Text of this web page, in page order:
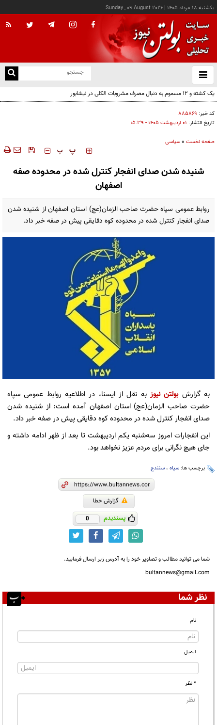
يکشنبه ۱۸ مرداد ۱۴۰۵ |
Sunday , 09 August 2026
باز
و
یک کشته و ۱۲ مسموم به دنبال مصرف مشروبات الکلی در نیشابور
کد خبر: ۸۸۵۸۶۹
تاریخ انتشار: ۰۱ ارديبهشت ۱۴۰۵ - ۱۵:۳۹
صفحه نخست »سیاسی
‍‍‍ پ پ
شنیده شدن صدای انفجار کنترل شده در محدوده صفه
اصفهان
روابط عمومی سپاه حضرت صاحب‌ الزمان(عج) استان اصفهان از شنیده شدن
صدای انفجار کنترل شده در محدوده کوه دقایقی پیش در صفه خبر داد.
به گزارشبولتن نیوز به نقل از ایسنا، در اطلاعیه روابط عمومی سپاه
حضرت صاحب‌ الزمان(عج) استان اصفهان آمده است: از شنیده شدن
صدای انفجار کنترل شده در محدوده کوه دقایقی پیش در صفه خبر داد.
این انفجارات امروز سه‌شنبه یکم اردیبهشت تا بعد از ظهر ادامه داشته و
جای هیچ نگرانی برای مردم عزیز نخواهد بود.
برچسب ها: سپاه ، سنندج
گزارش خطا
پسندیدم 0
شما می توانید مطالب و تصاویر خود را به آدرس زیر ارسال فرمایید.
bultannews@gmail.com
نظر شما
نام
ایمیل
* نظر